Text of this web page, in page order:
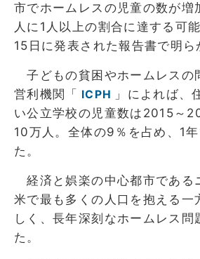
市でホームレスの児童の数が増
人に1人以上の割合に達する可
15日に発表された報告書で明ら
子どもの貧困やホームレスの
営利機関「
ICPH
」によれば、
い公立学校の児童数は2015～
10万人。全体の9％を占め、1
た。
経済と娯楽の中心都市である
米で最も多くの人口を抱える一
しく、長年深刻なホームレス問
た。